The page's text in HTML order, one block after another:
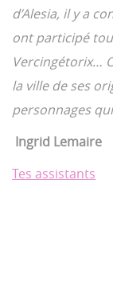
d’Alesia, il y a
ont participé
Vercingétorix…
la ville de ses
personnages
Ingrid Lemaire
Tes assistants